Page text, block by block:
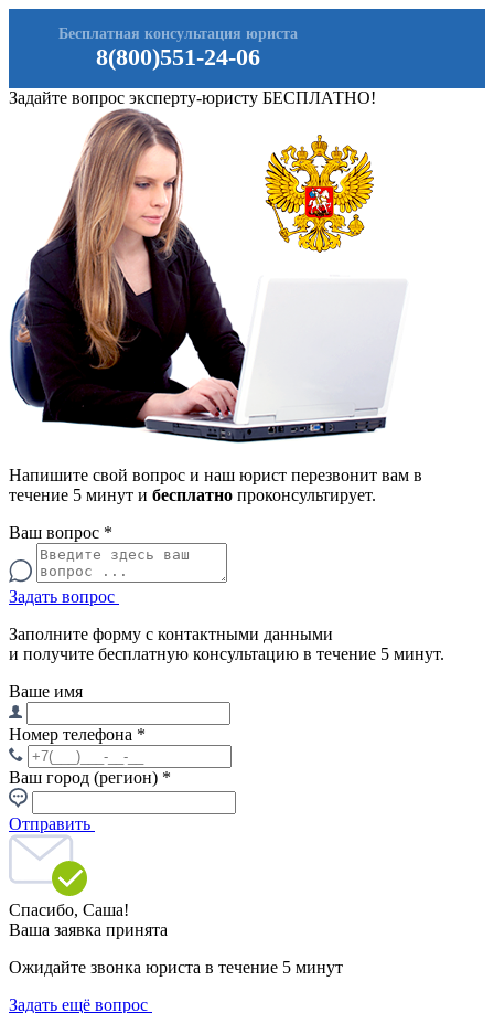
8(800)551-24-06
Бесплатная консультация юриста
Задайте вопрос эксперту-юристу БЕСПЛАТНО!
Напишите свой вопрос и наш юрист перезвонит вам в
течение 5 минут и бесплатно проконсультирует.
Ваш вопрос *
Задать вопрос
Заполните форму с контактными данными
и получите бесплатную консультацию в течение 5 минут.
Ваше имя
Номер телефона *
Ваш город (регион) *
Отправить
Спасибо, Саша!
Ваша заявка принята
Ожидайте звонка юриста в течение 5 минут
Задать ещё вопрос